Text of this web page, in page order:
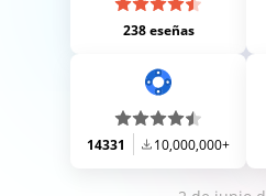
238 eseñas
14331 10,000,000+